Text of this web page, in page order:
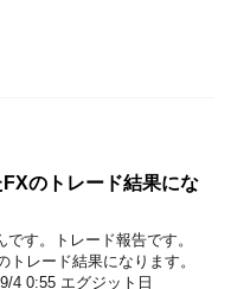
のトレード結果にな
です。トレード報告です。
トレード結果になります。
4 0:55 エグジット日